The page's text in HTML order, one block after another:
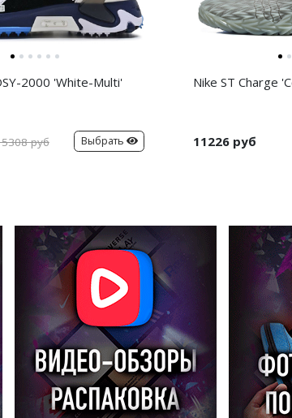
2000 'White-Multi'
руб Выбрать
Nike ST Charge
11226 руб